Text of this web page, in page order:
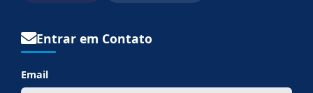
Entrar em Contato
Email